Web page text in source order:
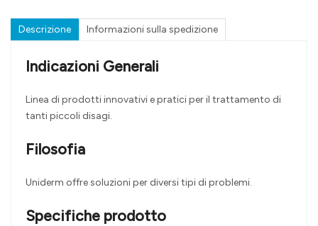
Descrizione Informazioni sulla spedizione
Indicazioni Generali
Linea di prodotti innovativi e pratici per il trattamento di
tanti piccoli disagi.
Filosofia
Uniderm offre soluzioni per diversi tipi di problemi.
Specifiche prodotto